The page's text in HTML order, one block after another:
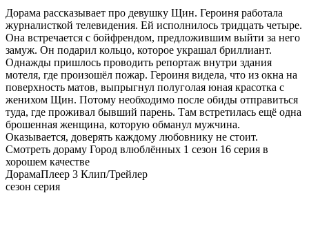
Дорама рассказывает про девушку Щин. Героиня работала
журналисткой телевидения. Ей исполнилось тридцать четыре.
Она встречается с бойфрендом, предложившим выйти за него
замуж. Он подарил кольцо, которое украшал бриллиант.
Однажды пришлось проводить репортаж внутри здания
мотеля, где произошёл пожар. Героиня видела, что из окна на
поверхность матов, выпрыгнул полуголая юная красотка с
женихом Щин. Потому необходимо после обиды отправиться
туда, где проживал бывший парень. Там встретилась ещё одна
брошенная женщина, которую обманул мужчина.
Оказывается, доверять каждому любовнику не стоит.
Смотреть дораму Город влюблённых 1 сезон 16 серия в
хорошем качестве
ДорамаПлеер 3 Клип/Трейлер
сезон серия